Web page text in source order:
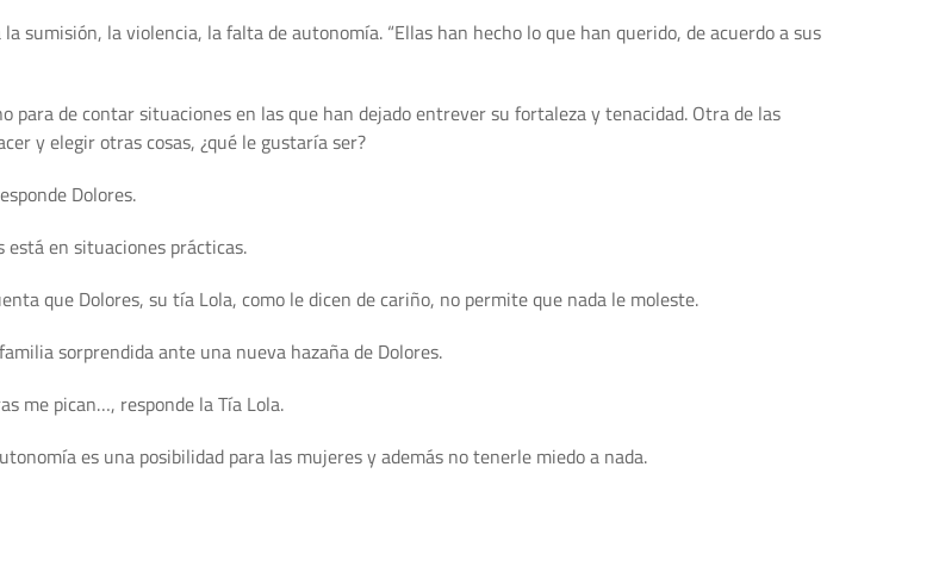
sumisión, la violencia, la falta de autonomía. “Ellas han hecho lo que han querido, de acuerdo a sus
para de contar situaciones en las que han dejado entrever su fortaleza y tenacidad. Otra de las
y elegir otras cosas, ¿qué le gustaría ser?
Dolores.
en situaciones prácticas.
que Dolores, su tía Lola, como le dicen de cariño, no permite que nada le moleste.
sorprendida ante una nueva hazaña de Dolores.
me pican…, responde la Tía Lola.
es una posibilidad para las mujeres y además no tenerle miedo a nada.